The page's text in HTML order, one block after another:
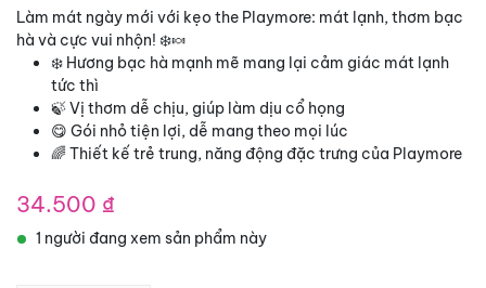
Làm mát ngày mới với kẹo the Playmore: mát lạnh, thơm bạc
hà và cực vui nhộn! ❄️🍬
❄️ Hương bạc hà mạnh mẽ mang lại cảm giác mát lạnh
tức thì
🍃 Vị thơm dễ chịu, giúp làm dịu cổ họng
😋 Gói nhỏ tiện lợi, dễ mang theo mọi lúc
🌈 Thiết kế trẻ trung, năng động đặc trưng của Playmore
34.500 ₫
1 người đang xem sản phẩm này